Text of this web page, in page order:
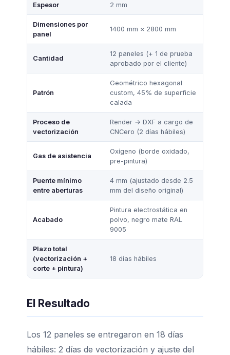
Espesor 2 mm
Dimensiones por
panel
1400 mm × 2800 mm
Cantidad
12 paneles (+ 1 de prueba
aprobado por el cliente)
Patrón
Geométrico hexagonal
custom, 45% de superficie
calada
Proceso de
vectorización
Render → DXF a cargo de
CNCero (2 días hábiles)
Gas de asistencia
Oxígeno (borde oxidado,
pre-pintura)
Puente mínimo
entre aberturas
4 mm (ajustado desde 2.5
mm del diseño original)
Acabado
Pintura electrostática en
polvo, negro mate RAL
9005
Plazo total
(vectorización +
corte + pintura)
18 días hábiles
El Resultado
Los 12 paneles se entregaron en 18 días
hábiles: 2 días de vectorización y ajuste del